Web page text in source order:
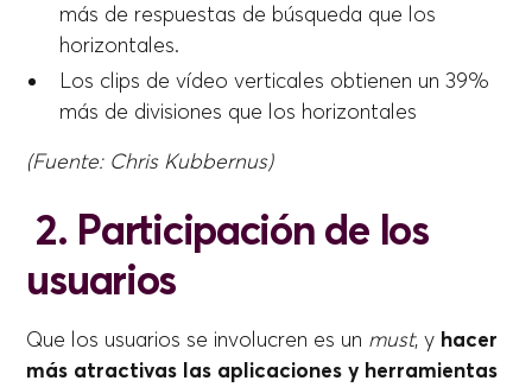
más de respuestas de búsqueda que los
horizontales.
Los clips de vídeo verticales obtienen un 39%
más de divisiones que los horizontales
(Fuente: Chris Kubbernus)
2. Participación de los
usuarios
Que los usuarios se involucren es un must, y hacer
más atractivas las aplicaciones y herramientas